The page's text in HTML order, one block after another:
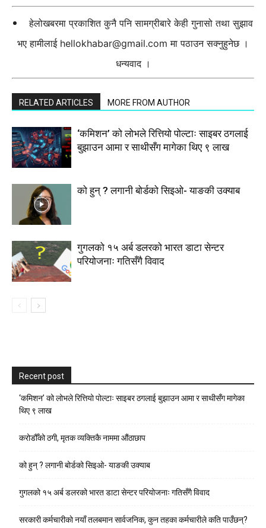
हेलोखबरमा प्रकाशित कुनै पनि सामग्रीबारे केही गुनासो तथा सुझाव
भए हामीलाई hellokhabar@gmail.com मा पठाउन सक्नुहुनेछ ।
धन्यवाद ।
RELATED ARTICLES MORE FROM AUTHOR
‘कमिशन’ को लोभले रित्तियो पोल्टाः साइबर ठगलाई
बुझाउन आमा र साथीसँग मागेका थिए ९ लाख
को हुन् ? लगानी बोर्डको सिइओ- याङकी उक्याब
गुगलको १५ अर्ब डलरको भारत डाटा सेन्टर
परियोजनाः गतिसँगै विवाद
Recent post
‘कमिशन’ को लोभले रित्तियो पोल्टाः साइबर ठगलाई बुझाउन आमा र साथीसँग मागेका
थिए ९ लाख
करोडौँको ठगी, मृतक व्यक्तिकै नाममा औंठाछाप
को हुन् ? लगानी बोर्डको सिइओ- याङकी उक्याब
गुगलको १५ अर्ब डलरको भारत डाटा सेन्टर परियोजनाः गतिसँगै विवाद
सरकारी कर्मचारीकाे नयाँ तलबमान सार्वजनिक, कुन तहका कर्मचारीले कति पाउँछन्?